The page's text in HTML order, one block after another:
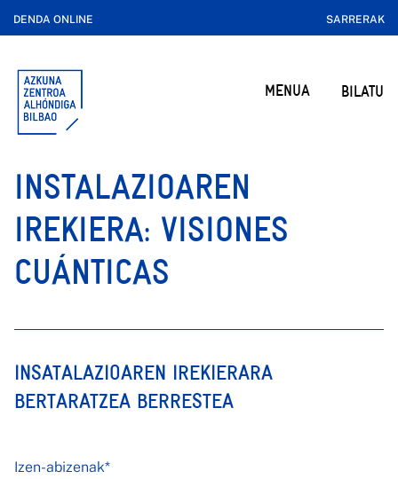
DENDA ONLINE SARRERAK
MENUA BILATU
INSTALAZIOAREN
IREKIERA: VISIONES
CUÁNTICAS
INSATALAZIOAREN IREKIERARA
BERTARATZEA BERRESTEA
Izen-abizenak*